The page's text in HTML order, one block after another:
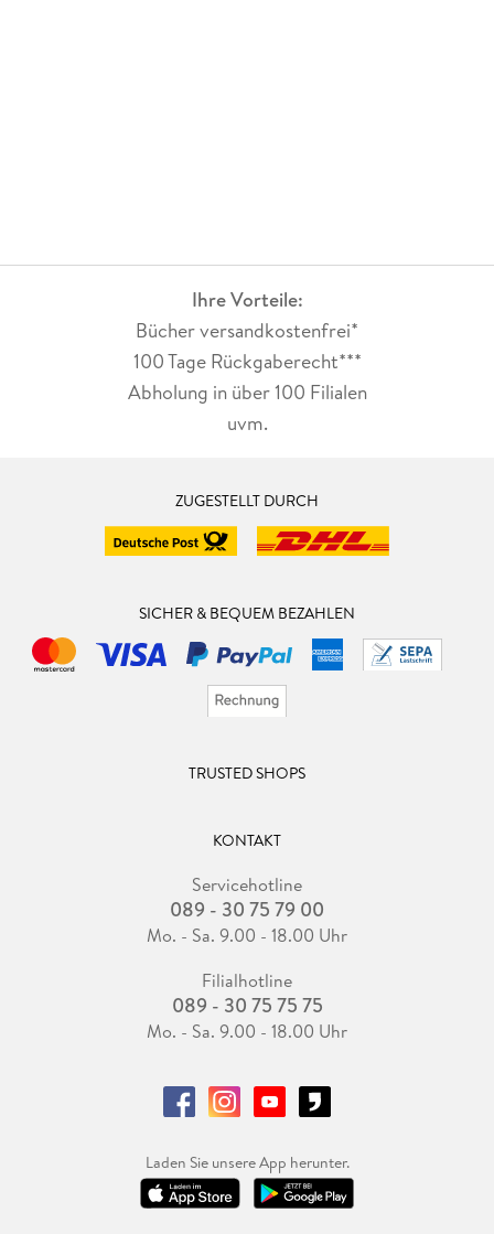
Ihre Vorteile:
Bücher versandkostenfrei*
100 Tage Rückgaberecht***
Abholung in über 100 Filialen
uvm.
ZUGESTELLT DURCH
SICHER & BEQUEM BEZAHLEN
TRUSTED SHOPS
KONTAKT
Servicehotline
089 - 30 75 79 00
Mo. - Sa. 9.00 - 18.00 Uhr
Filialhotline
089 - 30 75 75 75
Mo. - Sa. 9.00 - 18.00 Uhr
Laden Sie unsere App herunter.